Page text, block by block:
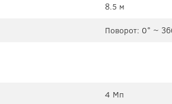
8.5 м
Поворот: 0° ~
4 Мп